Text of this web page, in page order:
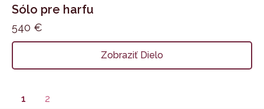
Sólo pre harfu
540 €
Zobraziť Dielo
1 2